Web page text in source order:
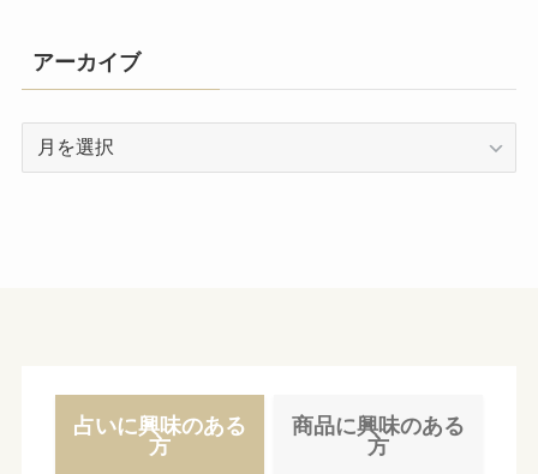
アーカイブ
占いに興味のある
方
商品に興味のある
方